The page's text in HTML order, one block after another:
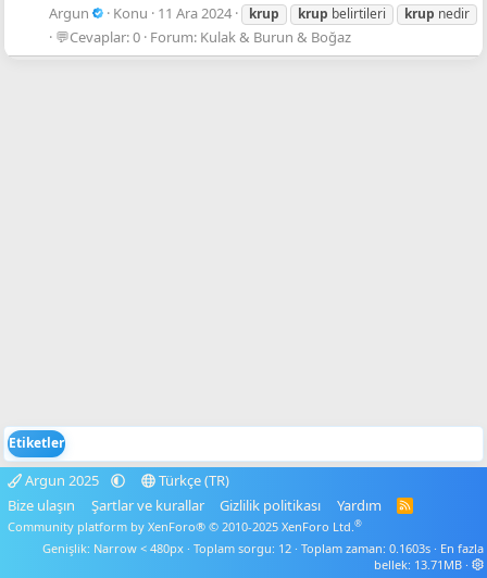
Argun Konu 11 Ara 2024 krup krup belirtileri krup nedir
💬Cevaplar: 0 Forum: Kulak & Burun & Boğaz
Etiketler
Argun 2025
Türkçe (TR)
Bize ulaşın
Şartlar ve kurallar Gizlilik politikası Yardım
R
Community platform by XenForo® © 2010-2025 XenForo Ltd.®
Genişlik Toplam sorgu 12 Toplam zaman 0.1603s
En fazla
bellek 13.71MB